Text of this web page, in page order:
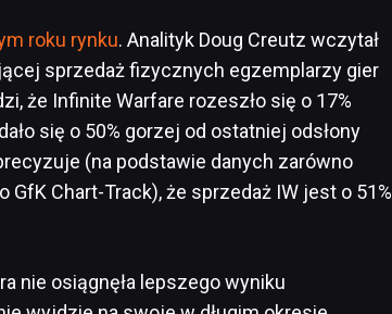
roku rynku. Analityk Doug Creutz wczytał
sprzedaż fizycznych egzemplarzy gier
że Infinite Warfare rozeszło się o 17%
się o 50% gorzej od ostatniej odsłony
(na podstawie danych zarówno
GfK Chart-Track), że sprzedaż IW jest o 51%
nie osiągnęła lepszego wyniku